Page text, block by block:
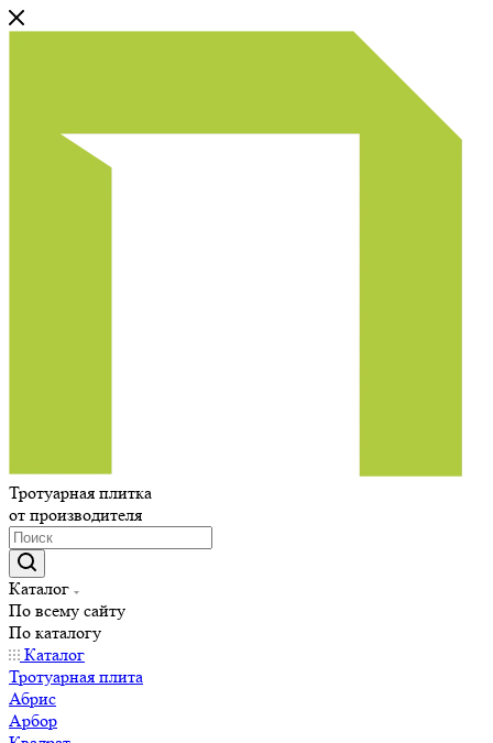
Тротуарная плитка
от производителя
Каталог
По всему сайту
По каталогу
Каталог
Тротуарная плита
Абрис
Арбор